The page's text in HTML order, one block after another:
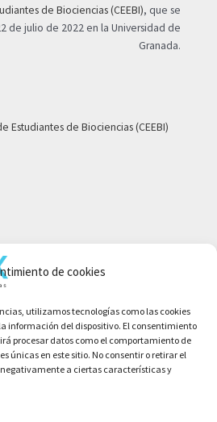
de cookies
utilizamos tecnologías como las cookies
información del dispositivo. El consentimiento
procesar datos como el comportamiento de
únicas en este sitio. No consentir o retirar el
a ciertas características y
de Biociencias (CEEBI), que se
de julio de 2022 en la Universidad de
Granada.
Aviso legal
de privacidad
de compra
de cookies